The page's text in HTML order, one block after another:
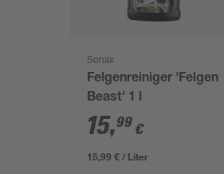
Sonax
Felgenreiniger 'Felgen
Beast' 1 l
15,99 €
15,99 € / Liter